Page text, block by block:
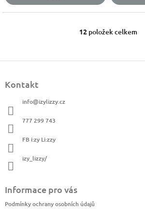
O
á
12 položek celkem
Kontakt
info@izylizzy.cz
777 299 743
FB i:zy Li:zzy
izy_lizzy/
Informace pro vás
Podmínky ochrany osobních údajů